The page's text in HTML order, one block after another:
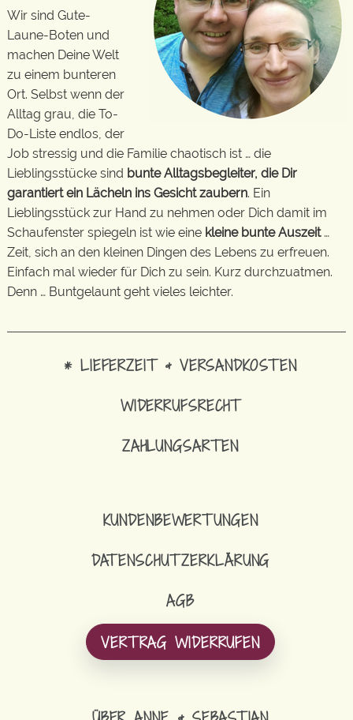
Wir sind Gute-
Laune-Boten und
machen Deine Welt
zu einem bunteren
Ort. Selbst wenn der
Alltag grau, die To-
Do-Liste endlos, der
Job stressig und die Familie chaotisch ist … die
Lieblingsstücke sind bunte Alltagsbegleiter, die Dir
garantiert ein Lächeln ins Gesicht zaubern. Ein
Lieblingsstück zur Hand zu nehmen oder Dich damit im
Schaufenster spiegeln ist wie eine kleine bunte Auszeit…
Zeit, sich an den kleinen Dingen des Lebens zu erfreuen.
Einfach mal wieder für Dich zu sein. Kurz durchzuatmen.
Denn … Buntgelaunt geht vieles leichter.
* LIEFERZEIT & VERSANDKOSTEN
WIDERRUFSRECHT
ZAHLUNGSARTEN
KUNDENBEWERTUNGEN
DATENSCHUTZERKLÄRUNG
AGB
VERTRAG WIDERRUFEN